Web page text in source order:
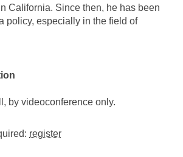
California. Since then, he has been
policy, especially in the field of
by videoconference only.
register